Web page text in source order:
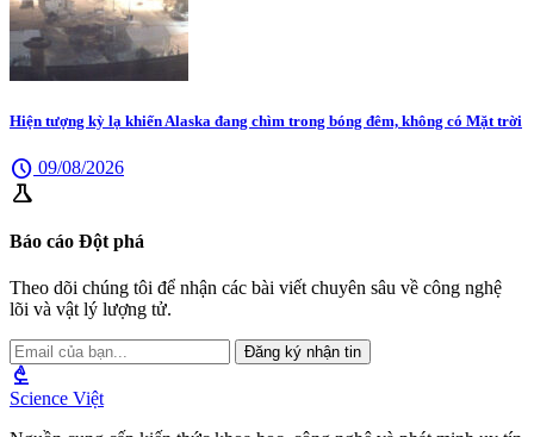
Hiện tượng kỳ lạ khiến Alaska đang chìm trong bóng đêm, không có Mặt trời
schedule 09/08/2026
science
Báo cáo Đột phá
Theo dõi chúng tôi để nhận các bài viết chuyên sâu về công nghệ
lõi và vật lý lượng tử.
Đăng ký nhận tin
biotech
Science Việt